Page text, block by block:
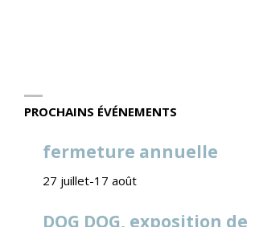
PROCHAINS ÉVÉNEMENTS
fermeture annuelle
27 juillet-17 août
DOG DOG, exposition de